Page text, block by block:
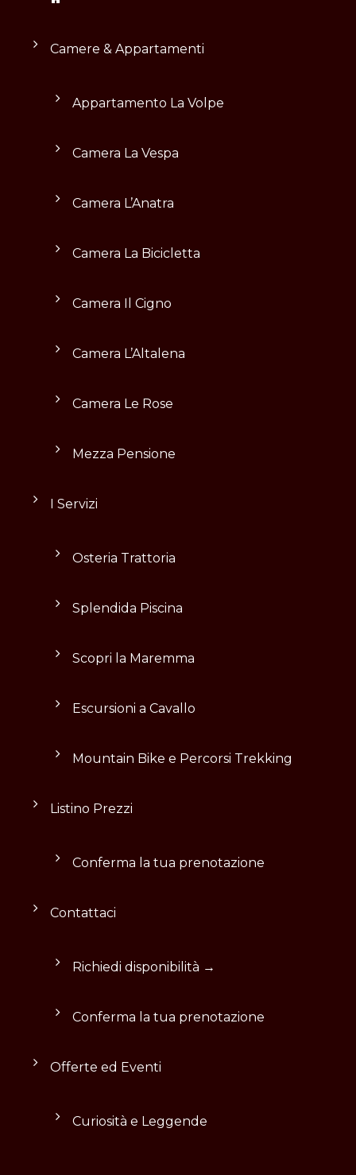
Camere & Appartamenti
Appartamento La Volpe
Camera La Vespa
Camera L’Anatra
Camera La Bicicletta
Camera Il Cigno
Camera L’Altalena
Camera Le Rose
Mezza Pensione
I Servizi
Osteria Trattoria
Splendida Piscina
Scopri la Maremma
Escursioni a Cavallo
Mountain Bike e Percorsi Trekking
Listino Prezzi
Conferma la tua prenotazione
Contattaci
Richiedi disponibilità →
Conferma la tua prenotazione
Offerte ed Eventi
Curiosità e Leggende